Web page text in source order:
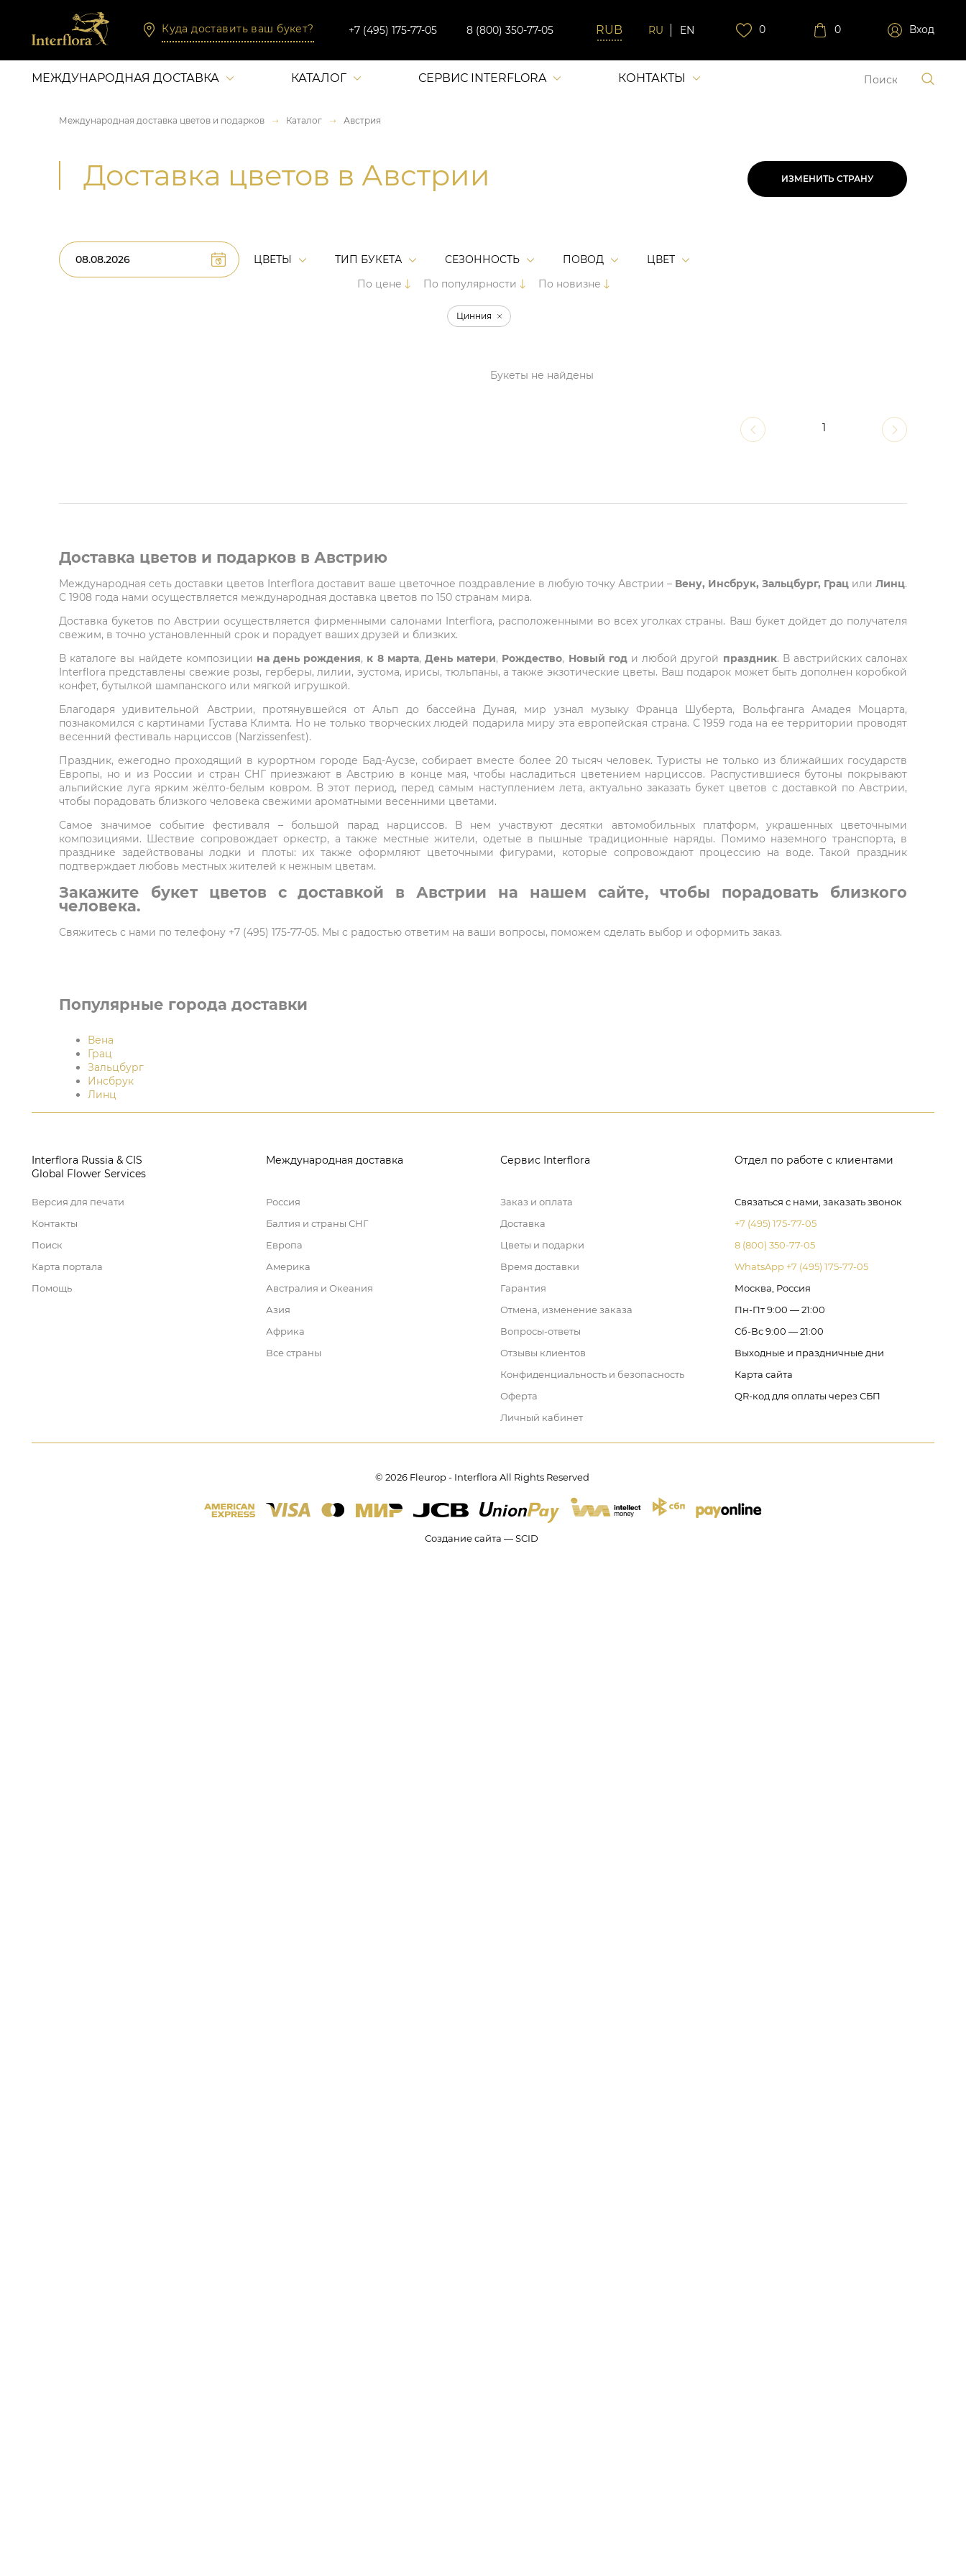
Куда доставить ваш букет? +7 (495) 175-77-05 8 (800) 350-77-05 RU EN 0 0 Вход
МЕЖДУНАРОДНАЯ ДОСТАВКА КАТАЛОГ СЕРВИС INTERFLORA КОНТАКТЫ
Международная доставка цветов и подарков Каталог Австрия
Доставка цветов в Австрии ИЗМЕНИТЬ СТРАНУ
ЦВЕТЫ ТИП БУКЕТА СЕЗОННОСТЬ ПОВОД
ЦВЕТ
По цене
По популярности По новизне
Цинния
Букеты не найдены
1
Доставка цветов и подарков в Австрию
Международная сеть доставки цветов Interflora доставит ваше цветочное поздравление в любую точку Австрии – Вену, Инсбрук, Зальцбург, Грац или Линц.
С 1908 года нами осуществляется международная доставка цветов по 150 странам мира.
Доставка букетов по Австрии осуществляется фирменными салонами Interflora, расположенными во всех уголках страны. Ваш букет дойдет до получателя
свежим, в точно установленный срок и порадует ваших друзей и близких.
В каталоге вы найдете композиции на день рождения, к 8 марта,День матери, Рождество, Новый годи любой другой праздник. В австрийских салонах
Interflora представлены свежие розы, герберы, лилии, эустома, ирисы, тюльпаны, а также экзотические цветы. Ваш подарок может быть дополнен коробкой
конфет, бутылкой шампанского или мягкой игрушкой.
Благодаря удивительной Австрии, протянувшейся от Альп до бассейна Дуная, мир узнал музыку Франца Шуберта, Вольфганга Амадея Моцарта,
познакомился с картинами Густава Климта. Но не только творческих людей подарила миру эта европейская страна. С 1959 года на ее территории проводят
весенний фестиваль нарциссов (Narzissenfest).
Праздник, ежегодно проходящий в курортном городе Бад-Аусзе, собирает вместе более 20 тысяч человек. Туристы не только из ближайших государств
Европы, но и из России и стран СНГ приезжают в Австрию в конце мая, чтобы насладиться цветением нарциссов. Распустившиеся бутоны покрывают
альпийские луга ярким жёлто-белым ковром. В этот период, перед самым наступлением лета, актуально заказать букет цветов с доставкой по Австрии,
чтобы порадовать близкого человека свежими ароматными весенними цветами.
Самое значимое событие фестиваля – большой парад нарциссов. В нем участвуют десятки автомобильных платформ, украшенных цветочными
композициями. Шествие сопровождает оркестр, а также местные жители, одетые в пышные традиционные наряды. Помимо наземного транспорта, в
празднике задействованы лодки и плоты: их также оформляют цветочными фигурами, которые сопровождают процессию на воде. Такой праздник
подтверждает любовь местных жителей к нежным цветам.
Закажите букет цветов с доставкой в Австрии на нашем сайте, чтобы порадовать близкого
человека.
Свяжитесь с нами по телефону +7 (495) 175-77-05. Мы с радостью ответим на ваши вопросы, поможем сделать выбор и оформить заказ.
Популярные города доставки
Вена
Грац
Зальцбург
Инсбрук
Линц
Interflora Russia & CIS
Global Flower Services
Версия для печати
Контакты
Поиск
Карта портала
Помощь
Международная доставка
Россия
Балтия и страны СНГ
Европа
Америка
Австралия и Океания
Азия
Африка
Все страны
Сервис Interflora
Заказ и оплата
Доставка
Цветы и подарки
Время доставки
Гарантия
Отмена, изменение заказа
Вопросы-ответы
Отзывы клиентов
Конфиденциальность и безопасность
Оферта
Личный кабинет
Отдел по работе с клиентами
Связаться с нами, заказать звонок
+7 (495) 175-77-05
8 (800) 350-77-05
WhatsApp +7 (495) 175-77-05
Москва, Россия
Пн-Пт 9:00 — 21:00
Сб-Вс 9:00 — 21:00
Выходные и праздничные дни
Карта сайта
QR-код для оплаты через СБП
© 2026 Fleurop - Interflora All Rights Reserved
Создание сайта — SCID